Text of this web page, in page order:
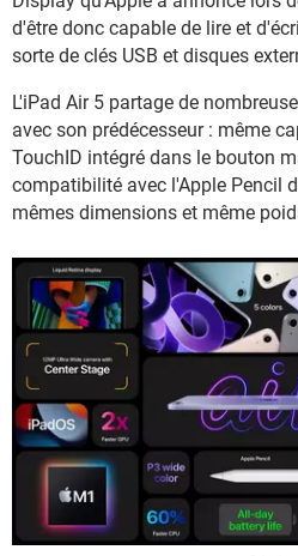
d'être donc capable de lire et
sorte de clés USB et disques
L'iPad Air 5 partage de
avec son prédécesseur : même
TouchID intégré dans le bouton
compatibilité avec l'Apple Pencil
mêmes dimensions et même